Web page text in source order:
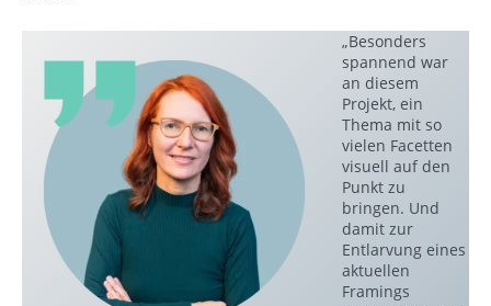
„Besonders
spannend war
an diesem
Projekt, ein
Thema mit so
vielen Facetten
visuell auf den
Punkt zu
bringen. Und
damit zur
Entlarvung eines
aktuellen
Framings